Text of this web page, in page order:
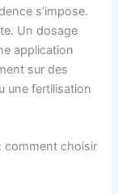
s’impose.
Un dosage
application
sur des
une fertilisation
comment choisir